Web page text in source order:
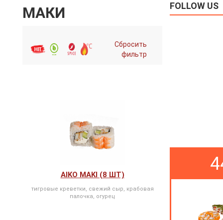
МАКИ
Сбросить
фильтр
AIKO MAKI (8 ШТ)
тигровые креветки, свежий сыр, крабовая
палочка, огурец
FOLLOW US